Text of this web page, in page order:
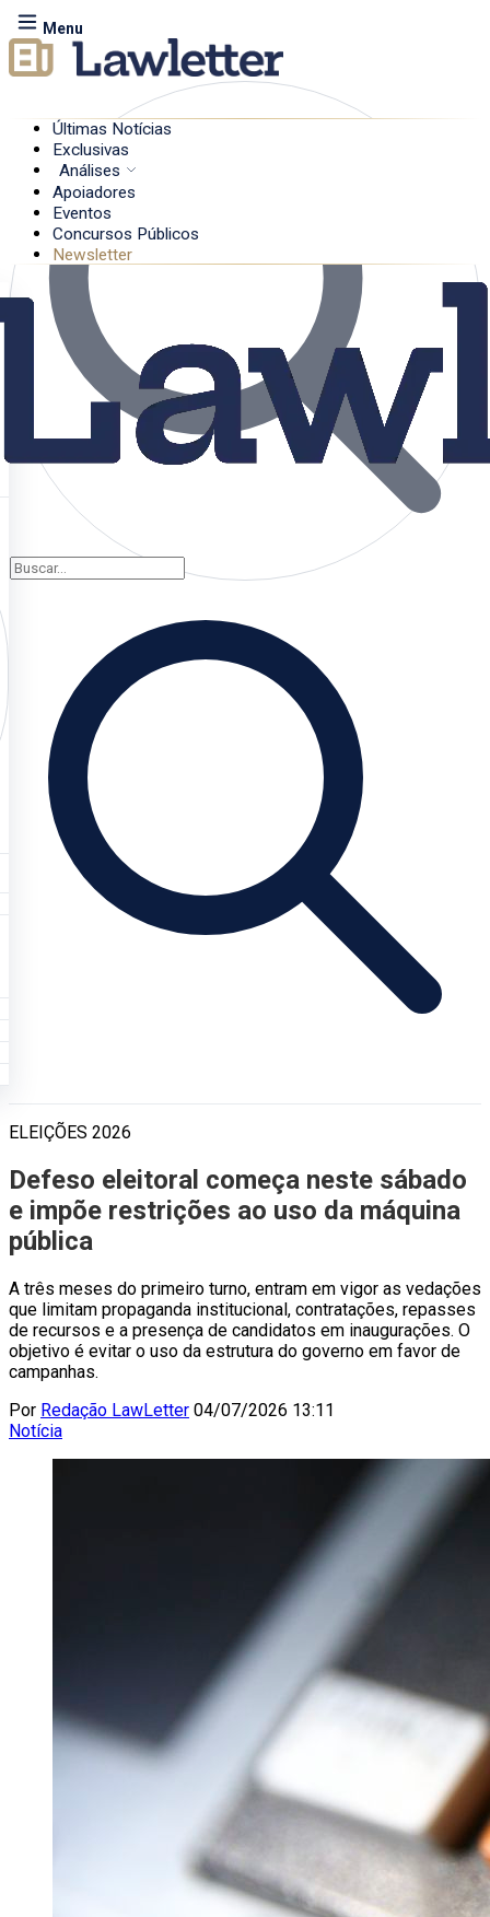
Menu
Últimas Notícias
Exclusivas
Análises
Apoiadores
Eventos
Concursos Públicos
Newsletter
ELEIÇÕES 2026
Defeso eleitoral começa neste sábado
e impõe restrições ao uso da máquina
pública
A três meses do primeiro turno, entram em vigor as vedações
que limitam propaganda institucional, contratações, repasses
de recursos e a presença de candidatos em inaugurações. O
objetivo é evitar o uso da estrutura do governo em favor de
campanhas.
Por Redação LawLetter 04/07/2026 13:11
Notícia